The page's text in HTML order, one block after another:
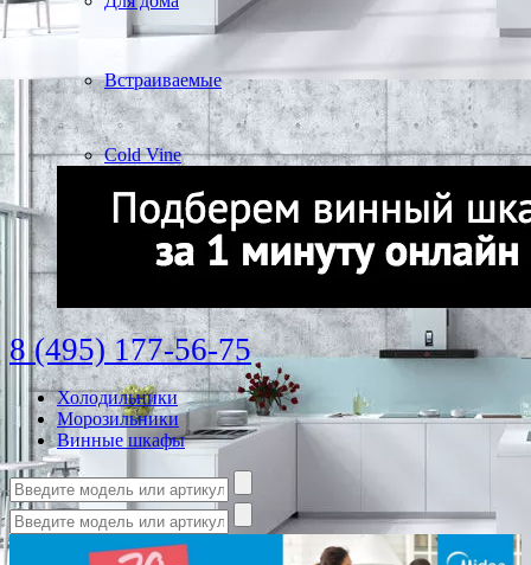
Встраиваемые
Cold Vine
8 (495) 177-56-75
Холодильники
Морозильники
Винные шкафы